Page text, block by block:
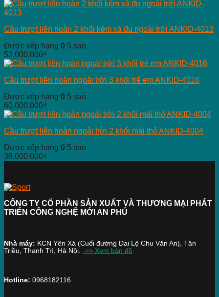
Cầu trượt liên hoàn 2 khối kèm xà đu ngoài trời ANKID-4013
Được xếp hạng 0 5 sao
52.000.000₫
Cầu trượt liên hoàn ngoài trời 3 khối trẻ em ANKID-4016
Được xếp hạng 0 5 sao
60.000.000₫
Cầu trượt liên hoàn ngoài trời 2 khối mái thỏ ANKID-4004
Được xếp hạng 0 5 sao
38.000.000₫
CÔNG TY CỔ PHẦN SẢN XUẤT VÀ THƯƠNG MẠI PHÁT
TRIỂN CÔNG NGHỆ MỚI AN PHÚ
Nhà máy: KCN Yên Xá (Cuối đường Đai Lộ Chu Văn An), Tân
Triều, Thanh Trì, Hà Nội. ->> Xem bản đồ
Hotline: 0968182116